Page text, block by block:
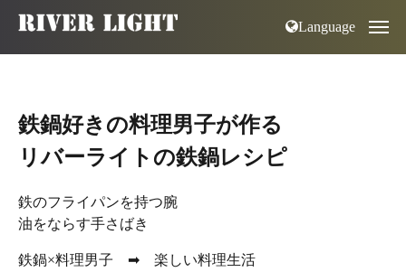
Language
鉄鍋好きの料理男子が作る
リバーライトの鉄鍋レシピ
鉄のフライパンを持つ腕
油をならす手さばき
鉄鍋×料理男子 ➡ 楽しい料理生活